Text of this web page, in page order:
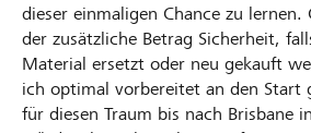
dieser einmaligen Chance zu
der zusätzliche Betrag Sicherheit,
Material ersetzt oder neu gekauft
ich optimal vorbereitet an den Start
für diesen Traum bis nach Brisbane